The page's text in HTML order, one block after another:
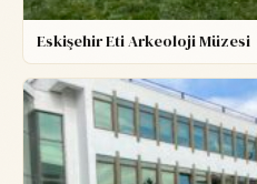
Eskişehir Eti Arkeoloji Müzesi